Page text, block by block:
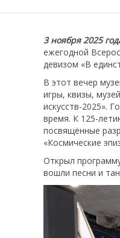
3 ноября 2025
ежегодной
девизом «В
В этот вечер
игры, квизы,
искусств-2025».
время. К 125-
посвящённые
«Космические
Открыл
вошли песни и